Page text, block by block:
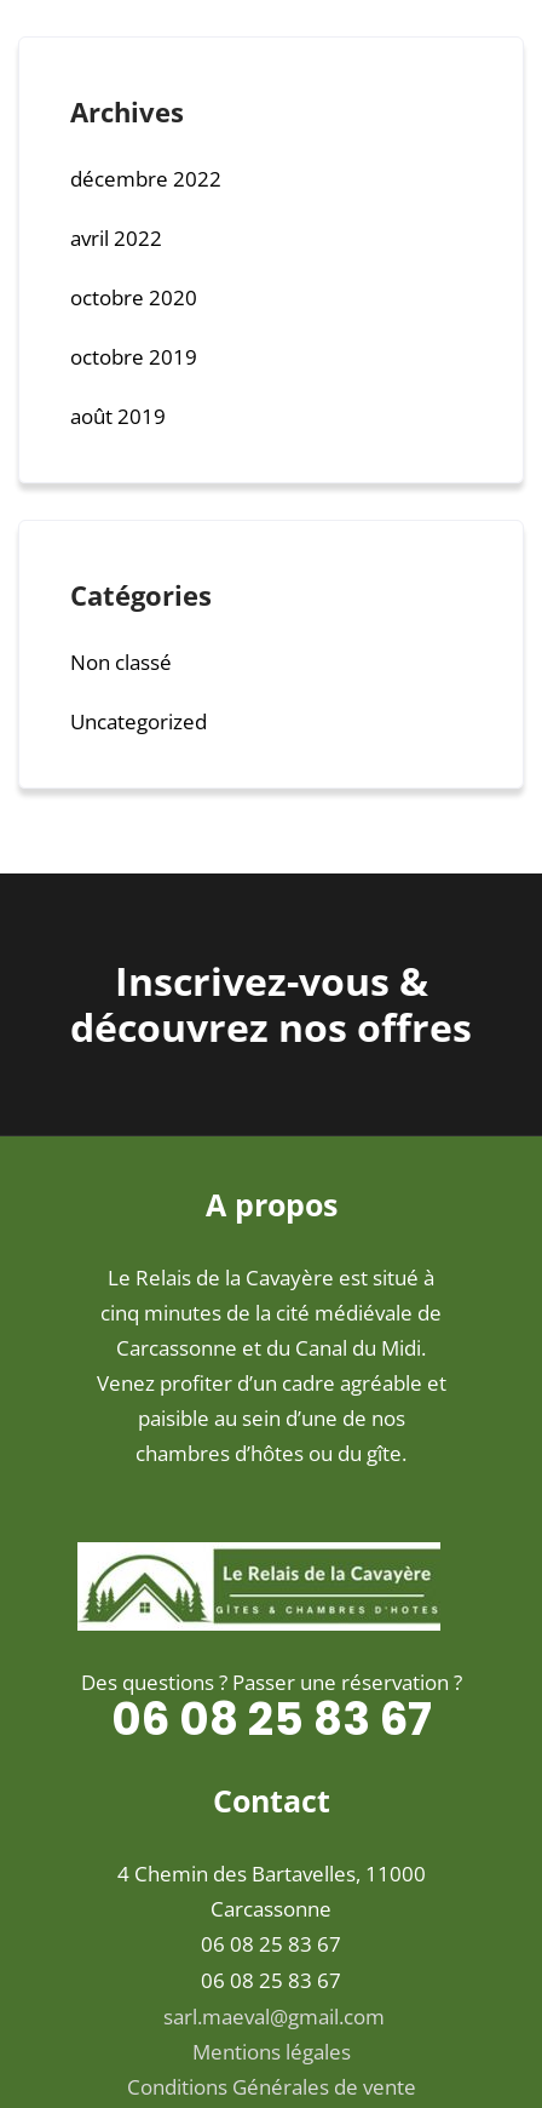
Archives
décembre 2022
avril 2022
octobre 2020
octobre 2019
août 2019
Catégories
Non classé
Uncategorized
Inscrivez-vous &
découvrez nos offres
A propos
Le Relais de la Cavayère est situé à
cinq minutes de la cité médiévale de
Carcassonne et du Canal du Midi.
Venez profiter d’un cadre agréable et
paisible au sein d’une de nos
chambres d’hôtes ou du gîte.
Des questions ? Passer une réservation ?
06 08 25 83 67
Contact
4 Chemin des Bartavelles, 11000
Carcassonne
06 08 25 83 67
06 08 25 83 67
sarl.maeval@gmail.com
Mentions légales
Conditions Générales de vente